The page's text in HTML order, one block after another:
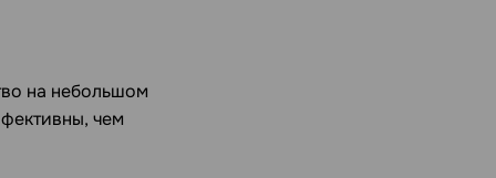
на небольшом
чем